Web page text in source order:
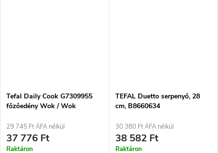
Tefal Daily Cook G7309955
főzőedény Wok / Wok
29 745 Ft ÁFA nélkül
37 776 Ft
Raktáron
TEFAL Duetto serpenyő, 28
cm, B8660634
30 380 Ft ÁFA nélkül
38 582 Ft
Raktáron